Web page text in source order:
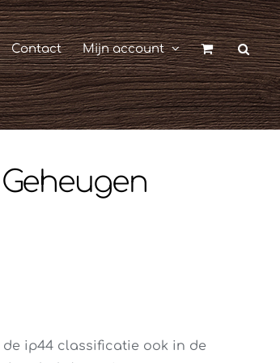
Contact Mijn account
ip44 classificatie ook in de